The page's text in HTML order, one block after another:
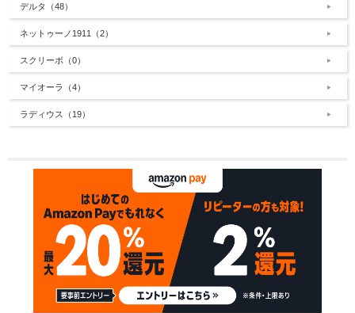
デルタ（48）
ネットゥーノ1911（2）
スクリーボ（0）
マイオーラ（4）
ラディウス（19）